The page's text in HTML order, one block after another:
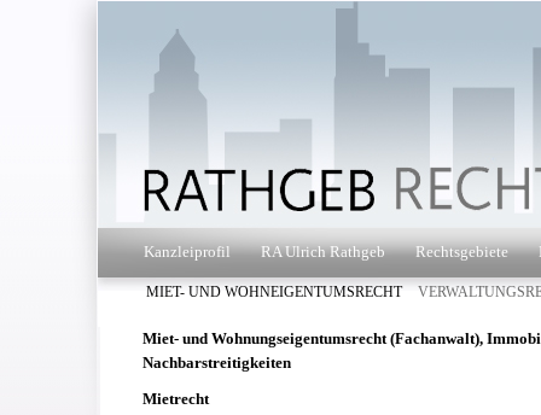
Kanzleiprofil RA Ulrich Rathgeb Rechtsgebiete
MIET- UND WOHNEIGENTUMSRECHT
Miet- und Wohnungseigentumsrecht (Fachanwalt),
Nachbarstreitigkeiten
Mietrecht